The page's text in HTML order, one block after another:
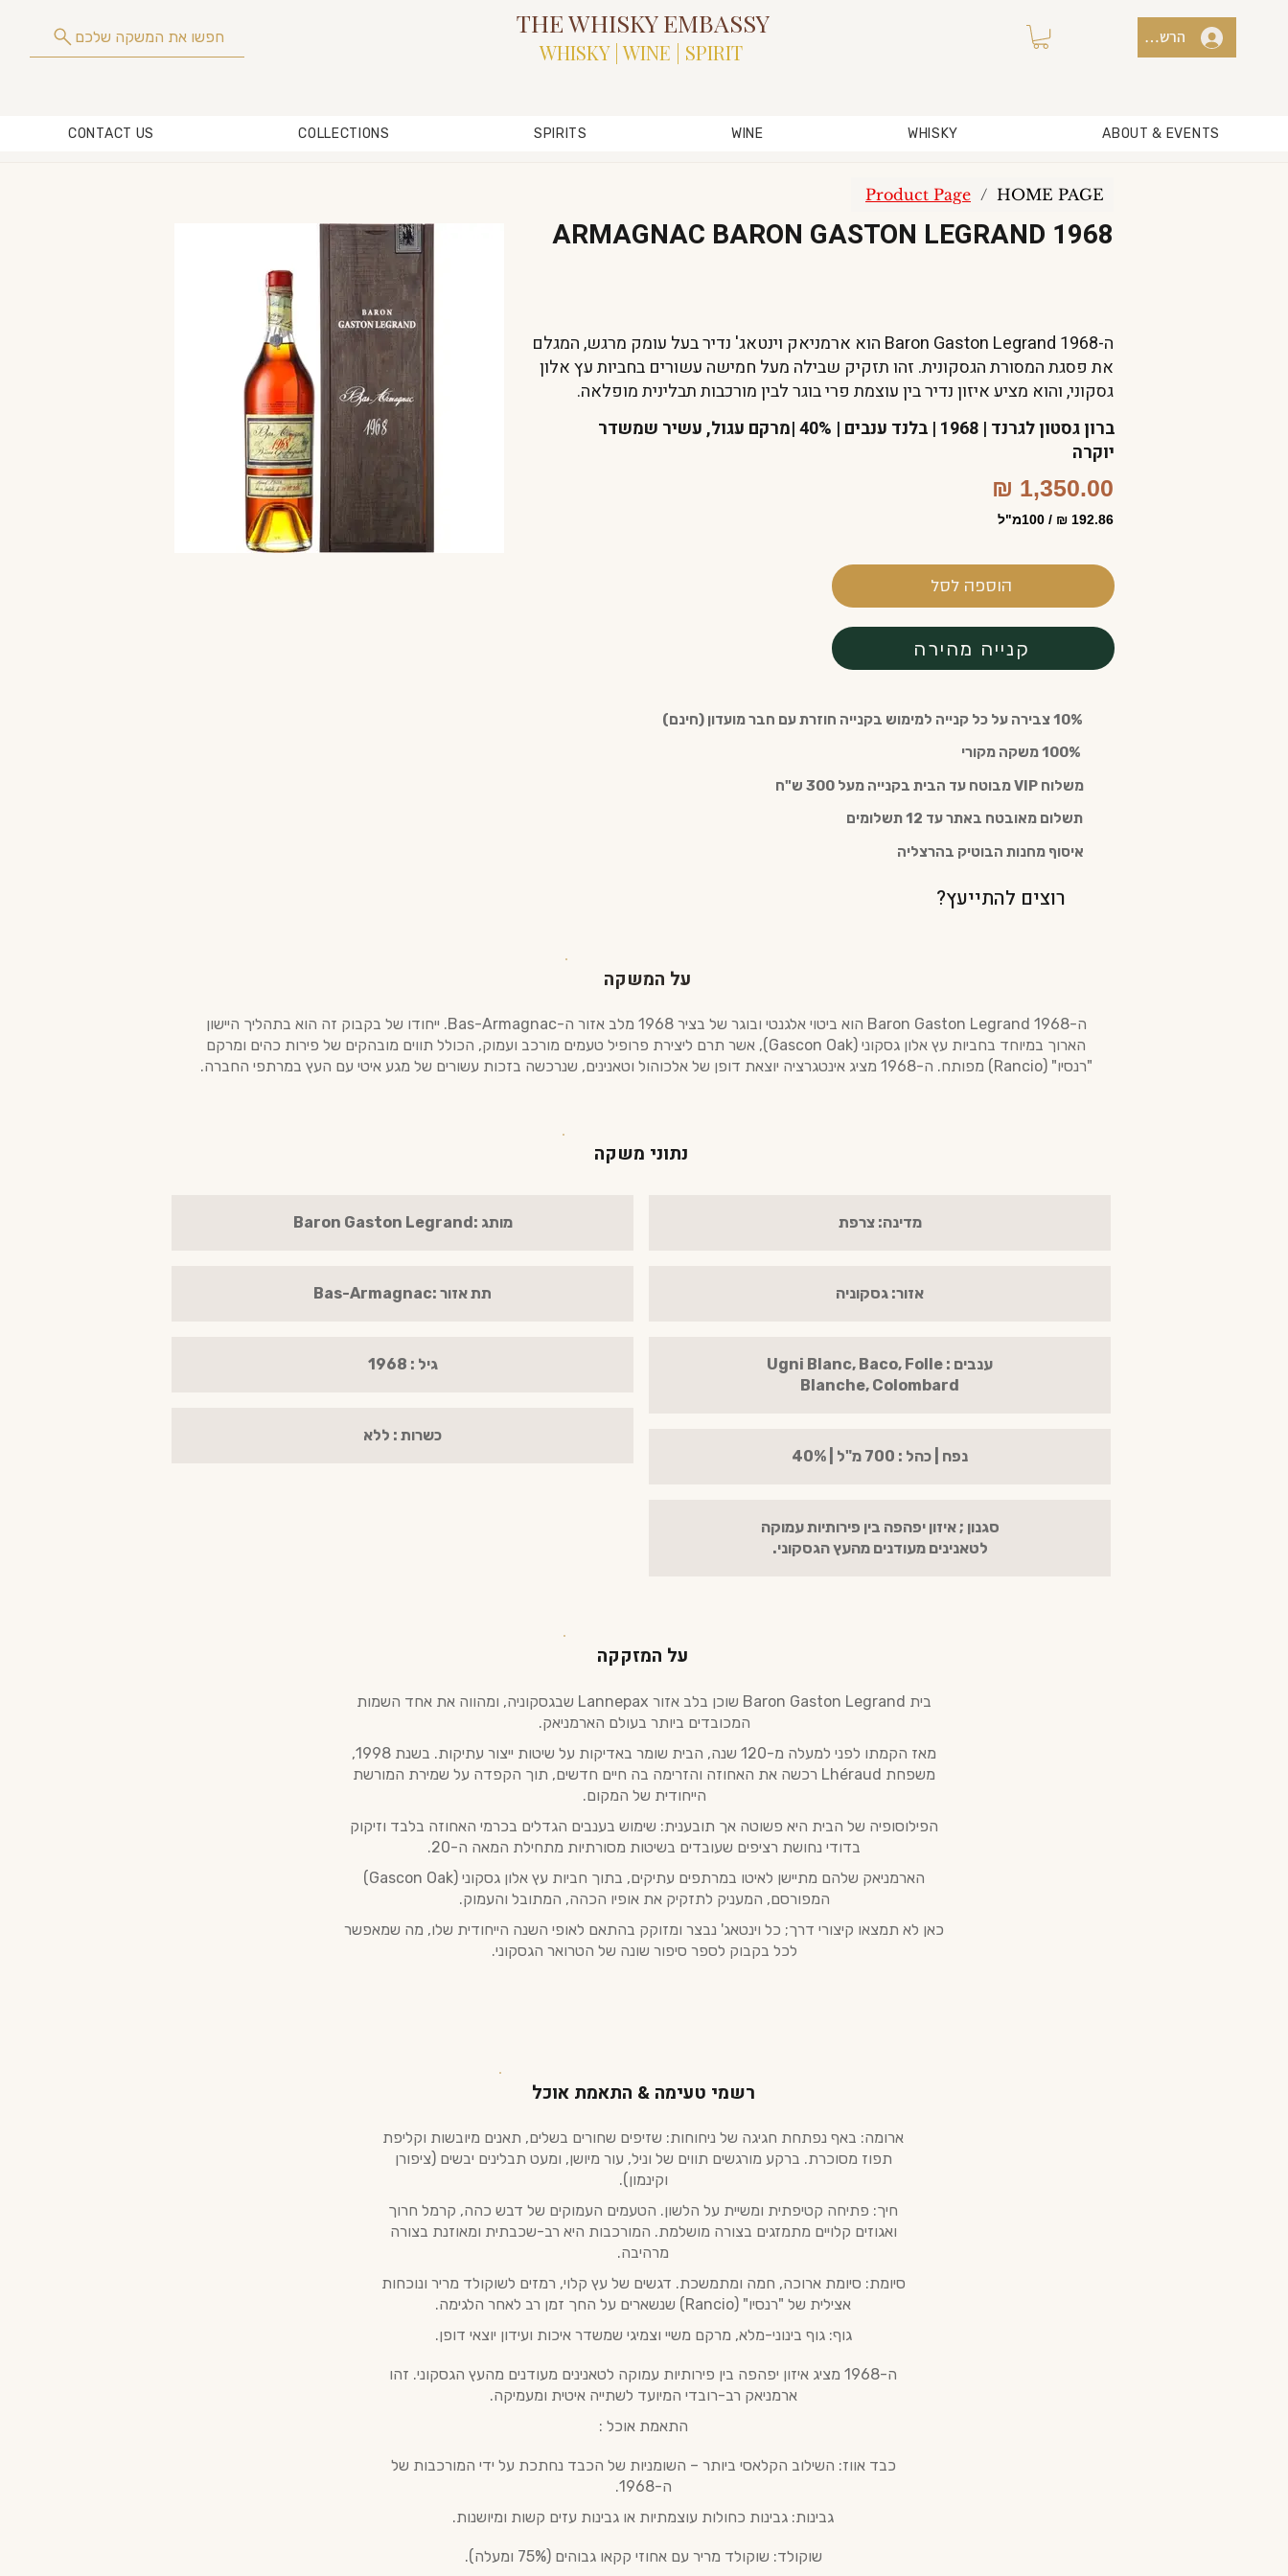
חפשו את המשקה שלכם THE WHISKY EMBASSY
WHISKY | WINE | SPIRIT
הרשמה למועדון / כניסה
CONTACT US COLLECTIONS SPIRITS WINE WHISKY ABOUT & EVENTS
HOME PAGE
/
Product Page
ARMAGNAC BARON GASTON LEGRAND 1968
ה-Baron Gaston Legrand 1968 הוא ארמניאק וינטאג' נדיר בעל עומק מרגש, המגלם
את פסגת המסורת הגסקונית. זהו תזקיק שבילה מעל חמישה עשורים בחביות עץ אלון
גסקוני, והוא מציע איזון נדיר בין עוצמת פרי בוגר לבין מורכבות תבלינית מופלאה.
ברון גסטון לגרנד | 1968 | בלנד ענבים | 40% |מרקם עגול, עשיר שמשדר
יוקרה
1,350.00 ₪
192.86 ₪ / 100מ"ל
הוספה לסל
קנייה מהירה
10% צבירה על כל קנייה למימוש בקנייה חוזרת עם חבר מועדון (חינם)
משלוח VIP מבוטח עד הבית בקנייה מעל 300 ש"ח
תשלום מאובטח באתר עד 12 תשלומים
איסוף מחנות הבוטיק בהרצליה
רוצים להתייעץ?
על המשקה
ה-Baron Gaston Legrand 1968 הוא ביטוי אלגנטי ובוגר של בציר 1968 מלב אזור ה-Bas-Armagnac. ייחודו של בקבוק זה הוא בתהליך היישון
הארוך במיוחד בחביות עץ אלון גסקוני (Gascon Oak), אשר תרם ליצירת פרופיל טעמים מורכב ועמוק, הכולל תווים מובהקים של פירות כהים ומרקם
"רנסיו" (Rancio) מפותח. ה-1968 מציג אינטגרציה יוצאת דופן של אלכוהול וטאנינים, שנרכשה בזכות עשורים של מגע איטי עם העץ במרתפי החברה.
נתוני משקה
מדינה: צרפת
אזור: גסקוניה
ענבים : Ugni Blanc, Baco, Folle
Blanche, Colombard
נפח | כהל : 700 מ"ל | 40%
סגנון ; איזון יפהפה בין פירותיות עמוקה
לטאנינים מעודנים מהעץ הגסקוני.
מותג :Baron Gaston Legrand
תת אזור :Bas-Armagnac
גיל : 1968
כשרות : ללא
על המזקקה
בית Baron Gaston Legrand שוכן בלב אזור Lannepax שבגסקוניה, ומהווה את אחד השמות
המכובדים ביותר בעולם הארמניאק.
מאז הקמתו לפני למעלה מ-120 שנה, הבית שומר באדיקות על שיטות ייצור עתיקות. בשנת 1998,
משפחת Lhéraud רכשה את האחוזה והזרימה בה חיים חדשים, תוך הקפדה על שמירת המורשת
הייחודית של המקום.
הפילוסופיה של הבית היא פשוטה אך תובענית: שימוש בענבים הגדלים בכרמי האחוזה בלבד וזיקוק
בדודי נחושת רציפים שעובדים בשיטות מסורתיות מתחילת המאה ה-20.
הארמניאק שלהם מתיישן לאיטו במרתפים עתיקים, בתוך חביות עץ אלון גסקוני (Gascon Oak)
המפורסם, המעניק לתזקיק את אופיו הכהה, המתובל והעמוק.
כאן לא תמצאו קיצורי דרך; כל וינטאג' נבצר ומזוקק בהתאם לאופי השנה הייחודית שלו, מה שמאפשר
לכל בקבוק לספר סיפור שונה של הטרואר הגסקוני.
רשמי טעימה & התאמת אוכל
ארומה: באף נפתחת חגיגה של ניחוחות: שזיפים שחורים בשלים, תאנים מיובשות וקליפת
תפוז מסוכרת. ברקע מורגשים תווים של וניל, עור מיושן, ומעט תבלינים יבשים (ציפורן
וקינמון).
חיך: פתיחה קטיפתית ומשיית על הלשון. הטעמים העמוקים של דבש כהה, קרמל חרוך
ואגוזים קלויים מתמזגים בצורה מושלמת. המורכבות היא רב-שכבתית ומאוזנת בצורה
מרהיבה.
סיומת: סיומת ארוכה, חמה ומתמשכת. דגשים של עץ קלוי, רמזים לשוקולד מריר ונוכחות
אצילית של "רנסיו" (Rancio) שנשארים על החך זמן רב לאחר הלגימה.
גוף: גוף בינוני-מלא, מרקם משיי וצמיגי שמשדר איכות ועידון יוצאי דופן.
ה-1968 מציג איזון יפהפה בין פירותיות עמוקה לטאנינים מעודנים מהעץ הגסקוני. זהו
ארמניאק רב-רובדי המיועד לשתייה איטית ומעמיקה.
התאמת אוכל :
כבד אווז: השילוב הקלאסי ביותר – השומניות של הכבד נחתכת על ידי המורכבות של
ה-1968.
גבינות: גבינות כחולות עוצמתיות או גבינות עזים קשות ומיושנות.
שוקולד: שוקולד מריר עם אחוזי קקאו גבוהים (75% ומעלה).